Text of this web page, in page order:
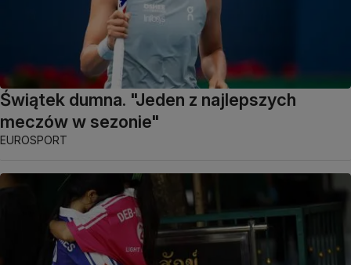
Świątek dumna. "Jeden z najlepszych
meczów w sezonie"
EUROSPORT